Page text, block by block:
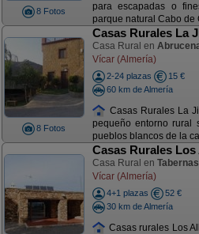
8 Fotos
para escapadas o
parque natural Cabo de
8 Fotos
Casas Rurales La
Casa Rural en
Vícar (Almería)
2-24 plazas
15 €
60 km de Almería
Casas Rurales La
pequeño entorno rural
pueblos blancos de la
Casas Rurales
Casa Rural en Tabernas
Vícar (Almería)
4+1 plazas
52 €
30 km de Almería
Casas rurales Los